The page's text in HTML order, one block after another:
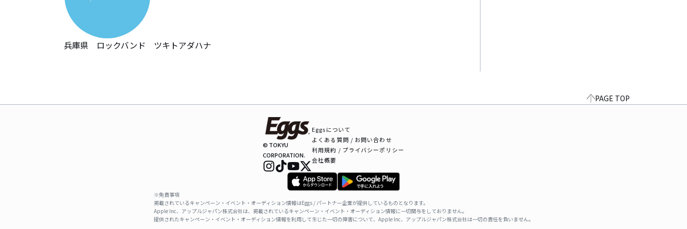
兵庫県　ロックバンド　ツキトアダハナ
PAGE TOP
© TOKYU
CORPORATION.
Eggsについて
よくある質問 / お問い合わせ
利用規約 / プライバシーポリシー
会社概要
※免責事項
掲載されているキャンペーン・イベント・オーディション情報はEggs / パートナー企業が提供しているものとなります。
Apple Inc、アップルジャパン株式会社は、掲載されているキャンペーン・イベント・オーディション情報に一切関与をしておりません。
提供されたキャンペーン・イベント・オーディション情報を利用して生じた一切の障害について、Apple Inc、アップルジャパン株式会社は一切の責任を負いません。